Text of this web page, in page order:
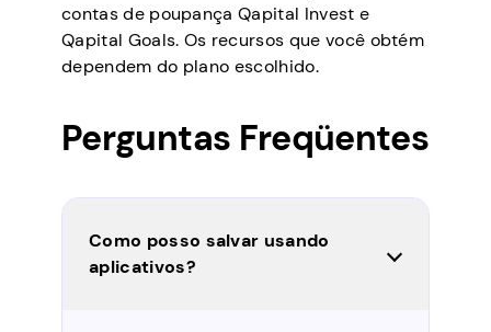
contas de poupança Qapital Invest e
Qapital Goals. Os recursos que você obtém
dependem do plano escolhido.
Perguntas Freqüentes
Como posso salvar usando
aplicativos?